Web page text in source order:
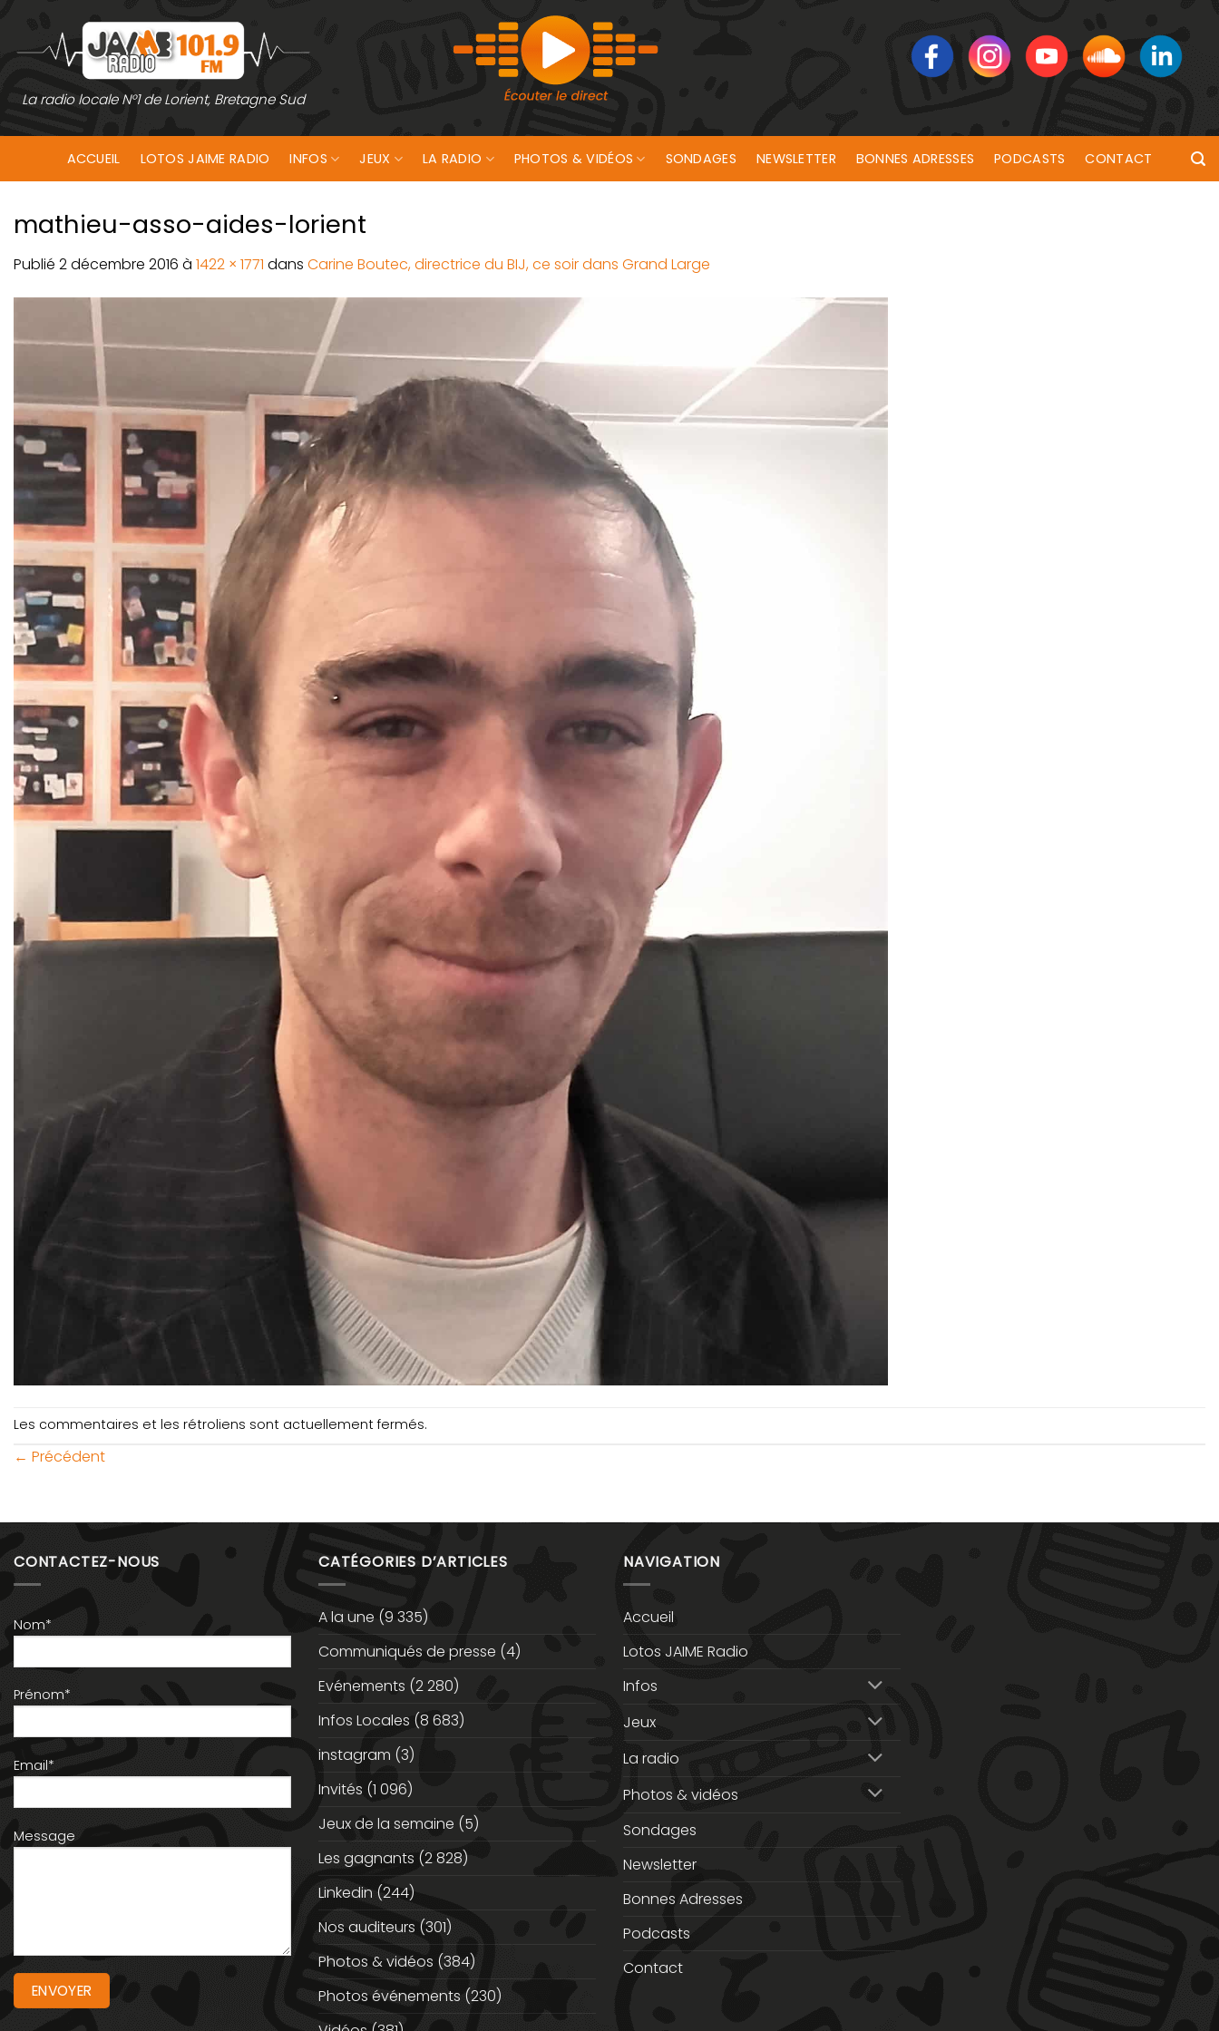
contenu
La radio locale N°1 de Lorient, Bretagne Sud
ACCUEIL LOTOS JAIME RADIO INFOS JEUX LA RADIO PHOTOS & VIDÉOS SONDAGES NEWSLETTER BONNES ADRESSES PODCASTS CONTACT
mathieu-asso-aides-lorient
Publié 2 décembre 2016 à 1422 × 1771 dans Carine Boutec, directrice du BIJ, ce soir dans Grand Large
Les commentaires et les rétroliens sont actuellement fermés.
← Précédent
CONTACTEZ-NOUS
Nom*
Prénom*
Email*
Message
CATÉGORIES D’ARTICLES
A la une (9 335)
Communiqués de presse (4)
Evénements (2 280)
Infos Locales (8 683)
instagram (3)
Invités (1 096)
Jeux de la semaine (5)
Les gagnants (2 828)
Linkedin (244)
Nos auditeurs (301)
Photos & vidéos (384)
Photos événements (230)
NAVIGATION
Accueil
Lotos JAIME Radio
Infos
Jeux
La radio
Photos & vidéos
Sondages
Newsletter
Bonnes Adresses
Podcasts
Contact